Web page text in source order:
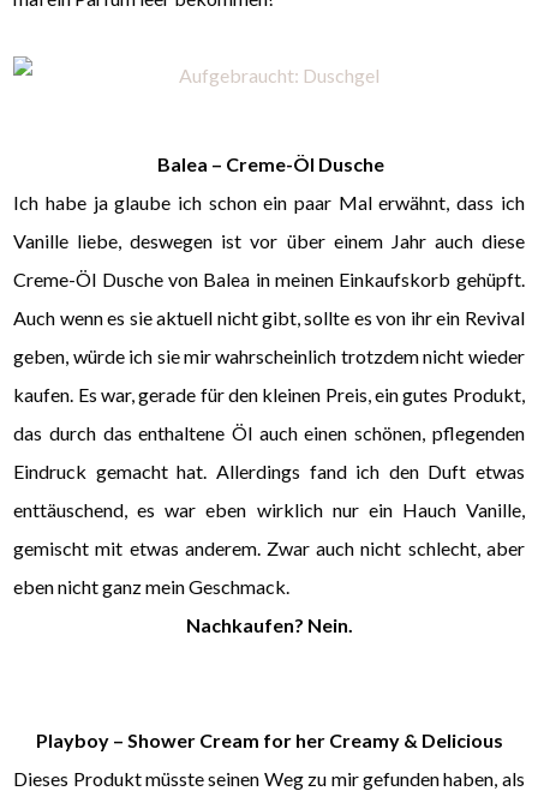
Balea – Creme-Öl Dusche
Ich habe ja glaube ich schon ein paar Mal erwähnt, dass ich
Vanille liebe, deswegen ist vor über einem Jahr auch diese
Creme-Öl Dusche von Balea in meinen Einkaufskorb gehüpft.
Auch wenn es sie aktuell nicht gibt, sollte es von ihr ein Revival
geben, würde ich sie mir wahrscheinlich trotzdem nicht wieder
kaufen. Es war, gerade für den kleinen Preis, ein gutes Produkt,
das durch das enthaltene Öl auch einen schönen, pflegenden
Eindruck gemacht hat. Allerdings fand ich den Duft etwas
enttäuschend, es war eben wirklich nur ein Hauch Vanille,
gemischt mit etwas anderem. Zwar auch nicht schlecht, aber
eben nicht ganz mein Geschmack.
Nachkaufen? Nein.
Playboy – Shower Cream for her Creamy & Delicious
Dieses Produkt müsste seinen Weg zu mir gefunden haben, als